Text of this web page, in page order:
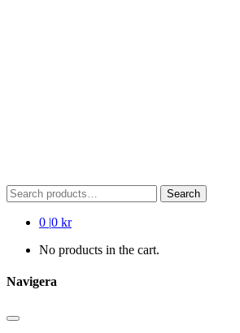
Search
for:
Search
0 |0 kr
No products in the cart.
Navigera